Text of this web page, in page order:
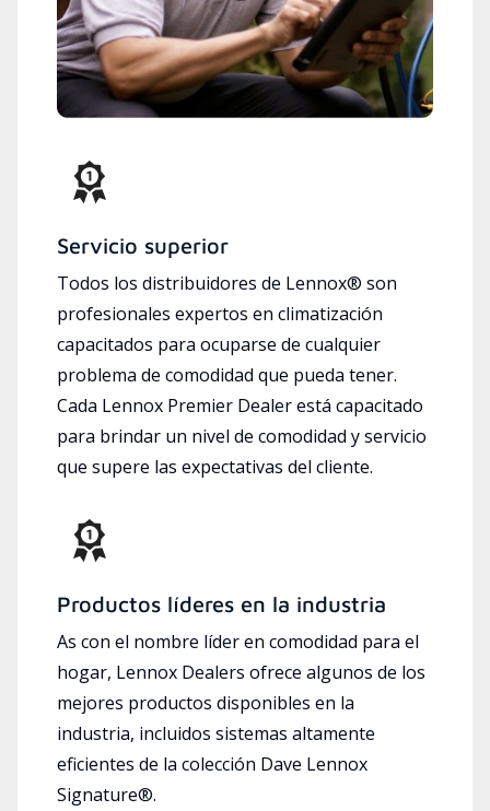
Servicio superior
Todos los distribuidores de Lennox® son
profesionales expertos en climatización
capacitados para ocuparse de cualquier
problema de comodidad que pueda tener.
Cada Lennox Premier Dealer está capacitado
para brindar un nivel de comodidad y servicio
que supere las expectativas del cliente.
Productos líderes en la industria
As con el nombre líder en comodidad para el
hogar, Lennox Dealers ofrece algunos de los
mejores productos disponibles en la
industria, incluidos sistemas altamente
eficientes de la colección Dave Lennox
Signature®.